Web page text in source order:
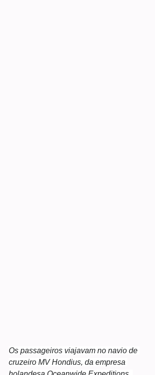
Os passageiros viajavam no navio de
cruzeiro MV Hondius, da empresa